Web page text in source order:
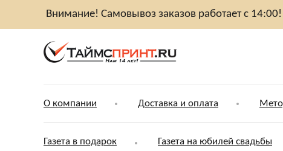
Внимание! Самовывоз заказов работает с 14:00!
О компании Доставка и оплата
Газета в подарок Газета на юбилей свадьбы